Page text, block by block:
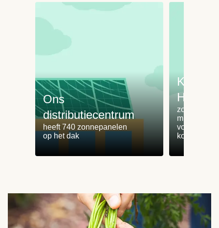
Ons
distributiecentrum
heeft 740 zonnepanelen
op het dak
Koken
zorgt voor
minder
koken